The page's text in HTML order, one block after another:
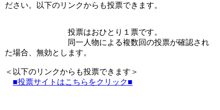
ださい。以下のリンクからも投票できます。
投票はおひとり１票です。
同一人物による複数回の投票が確認され
た場合、無効とします。
＜以下のリンクからも投票できます＞
■投票サイトはこちらをクリック■